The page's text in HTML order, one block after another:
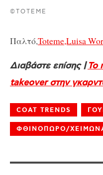
©TOTEME
Παλτό,Toteme,Luisa
Διαβάστε επίσης |Το
takeover στην
COAT TRENDS
ΦΘΙΝΟΠΩΡΟ/